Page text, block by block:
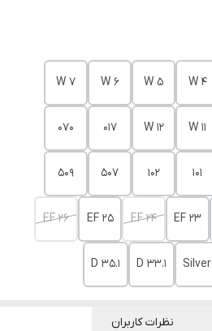
W 4
W 5
W 6
W 7
W 11
W 12
017
070
101
102
507
509
EF 23
EF 24
EF 25
EF 26
Silver
D 33.1
D 35.1
نظرات کاربران